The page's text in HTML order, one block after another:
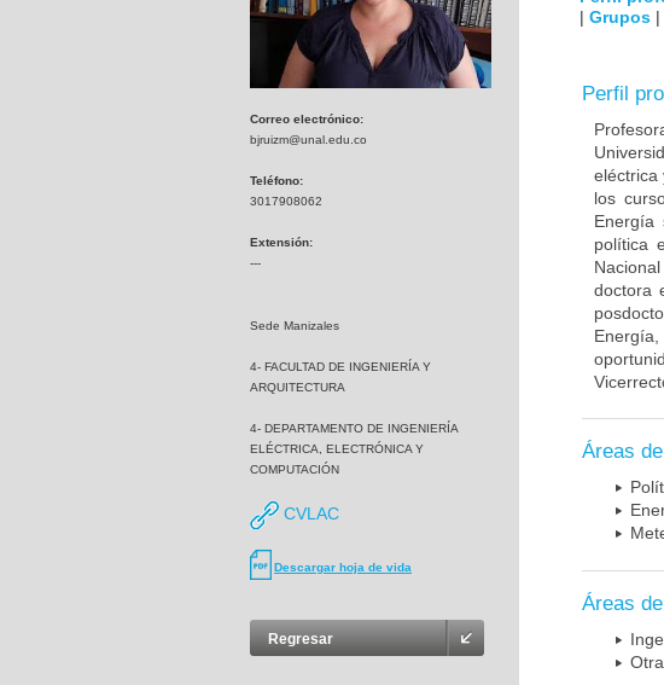
Correo electrónico:
bjruizm@unal.edu.co
Teléfono:
3017908062
Extensión:
---
Sede Manizales
4- FACULTAD DE INGENIERÍA Y
ARQUITECTURA
4- DEPARTAMENTO DE INGENIERÍA
ELÉCTRICA, ELECTRÓNICA Y
COMPUTACIÓN
CVLAC
Descargar hoja de vida
Regresar
| Grupos |
Perfil
eléctrica
los
Energía
política
doctora
Áreas
Áreas